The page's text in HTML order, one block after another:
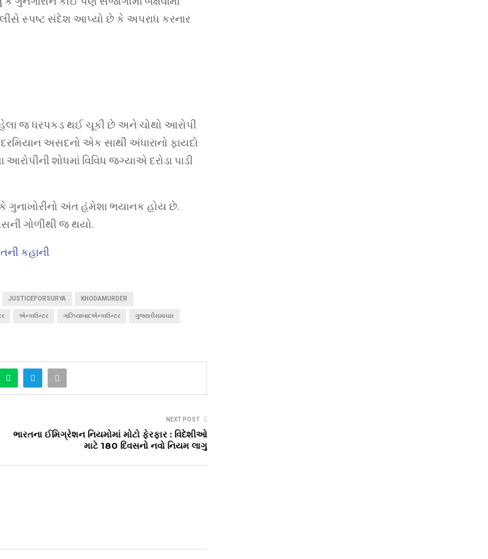
સ્પષ્ટ સંદેશ આપ્યો છે કે અપરાધ કરનાર
જ ધરપકડ થઈ ચૂકી છે અને ચોથો આરોપી
અસદનો એક સાથી અંધારાનો ફાયદો
શોધમાં વિવિધ જગ્યાએ દરોડા પાડી
ગુનાખોરીનો અંત હંમેશા ભયાનક હોય છે.
ગોળીથી જ થયો.
કહાની
JUSTICEFORSURYA KHODAMURDER
એન્કાઉન્ટર ગાઝિયાબાદએન્કાઉન્ટર ગુજરાતીસમાચાર
NEXT POST
ભારતના ઈમિગ્રેશન નિયમોમાં મોટો ફેરફાર : વિદેશીઓ
માટે 180 દિવસનો નવો નિયમ લાગુ